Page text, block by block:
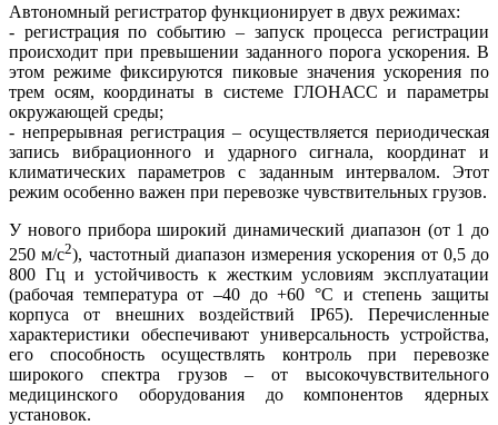
Автономный регистратор функционирует в двух режимах:
- регистрация по событию – запуск процесса регистрации
происходит при превышении заданного порога ускорения. В
этом режиме фиксируются пиковые значения ускорения по
трем осям, координаты в системе ГЛОНАСС и параметры
окружающей среды;
- непрерывная регистрация – осуществляется периодическая
запись вибрационного и ударного сигнала, координат и
климатических параметров с заданным интервалом. Этот
режим особенно важен при перевозке чувствительных грузов.
У нового прибора широкий динамический диапазон (от 1 до
250 м/с2), частотный диапазон измерения ускорения от 0,5 до
800 Гц и устойчивость к жестким условиям эксплуатации
(рабочая температура от –40 до +60 °C и степень защиты
корпуса от внешних воздействий IP65). Перечисленные
характеристики обеспечивают универсальность устройства,
его способность осуществлять контроль при перевозке
широкого спектра грузов – от высокочувствительного
медицинского оборудования до компонентов ядерных
установок.